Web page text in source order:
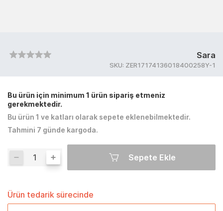
Sara
SKU: ZER17174136018400258Y-1
Bu ürün için minimum 1 ürün sipariş etmeniz
gerekmektedir.
Bu ürün 1 ve katları olarak sepete eklenebilmektedir.
Tahmini 7 günde kargoda.
Sepete Ekle
Ürün tedarik sürecinde